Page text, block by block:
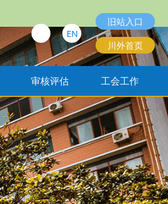
EN
旧站入口
川外首页
审核评估 工会工作